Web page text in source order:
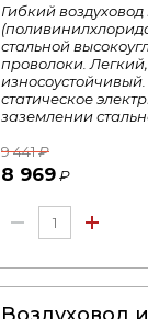
Гибкий
стальной
проволоки.
статическое
заземлении
9 441₽
8 969₽